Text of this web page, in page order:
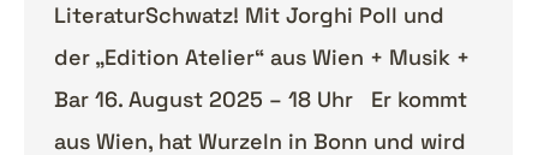
LiteraturSchwatz! Mit Jorghi Poll und
der „Edition Atelier“ aus Wien + Musik +
Bar 16. August 2025 – 18 Uhr Er kommt
aus Wien, hat Wurzeln in Bonn und wird